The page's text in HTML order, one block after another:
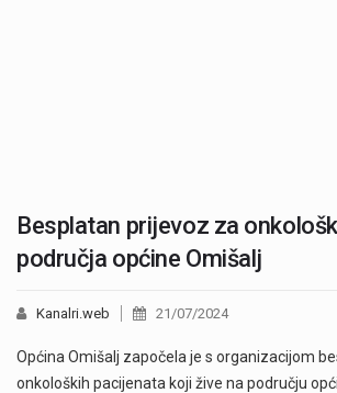
Besplatan prijevoz za
područja općine Omišalj
Kanalri.web 21/07/2024
Općina Omišalj započela je s organizacijom
onkoloških pacijenata koji žive na području